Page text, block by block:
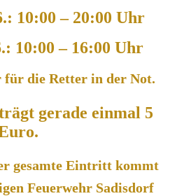
10:00 – 20:00 Uhr
10:00 – 16:00 Uhr
für die Retter in der Not.
gerade einmal 5
gesamte Eintritt kommt
Feuerwehr Sadisdorf